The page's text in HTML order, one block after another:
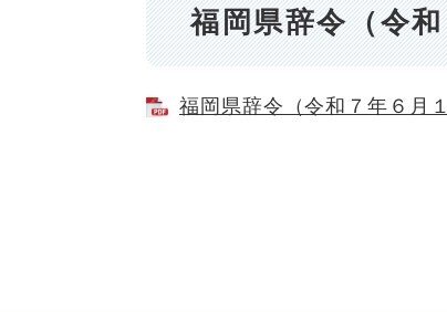
福岡県辞令（令
福岡県辞令（令和７年６月